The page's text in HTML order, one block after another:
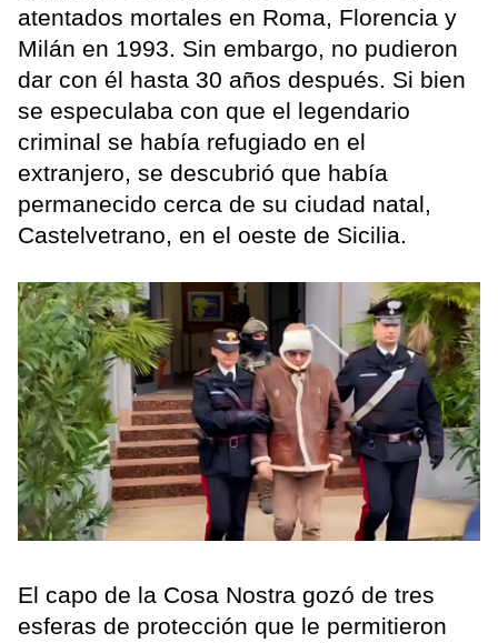
atentados mortales en Roma, Florencia y
Milán en 1993. Sin embargo, no pudieron
dar con él hasta 30 años después. Si bien
se especulaba con que el legendario
criminal se había refugiado en el
extranjero, se descubrió que había
permanecido cerca de su ciudad natal,
Castelvetrano, en el oeste de Sicilia.
El capo de la Cosa Nostra gozó de tres
esferas de protección que le permitieron